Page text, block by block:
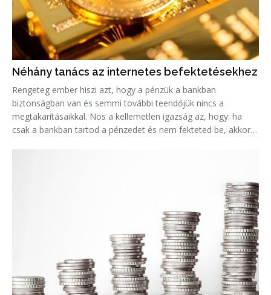
Néhány tanács az internetes befektetésekhez
Rengeteg ember hiszi azt, hogy a pénzük a bankban
biztonságban van és semmi további teendőjük nincs a
megtakarításaikkal. Nos a kellemetlen igazság az, hogy: ha
csak a bankban tartod a pénzedet és nem fekteted be, akkor